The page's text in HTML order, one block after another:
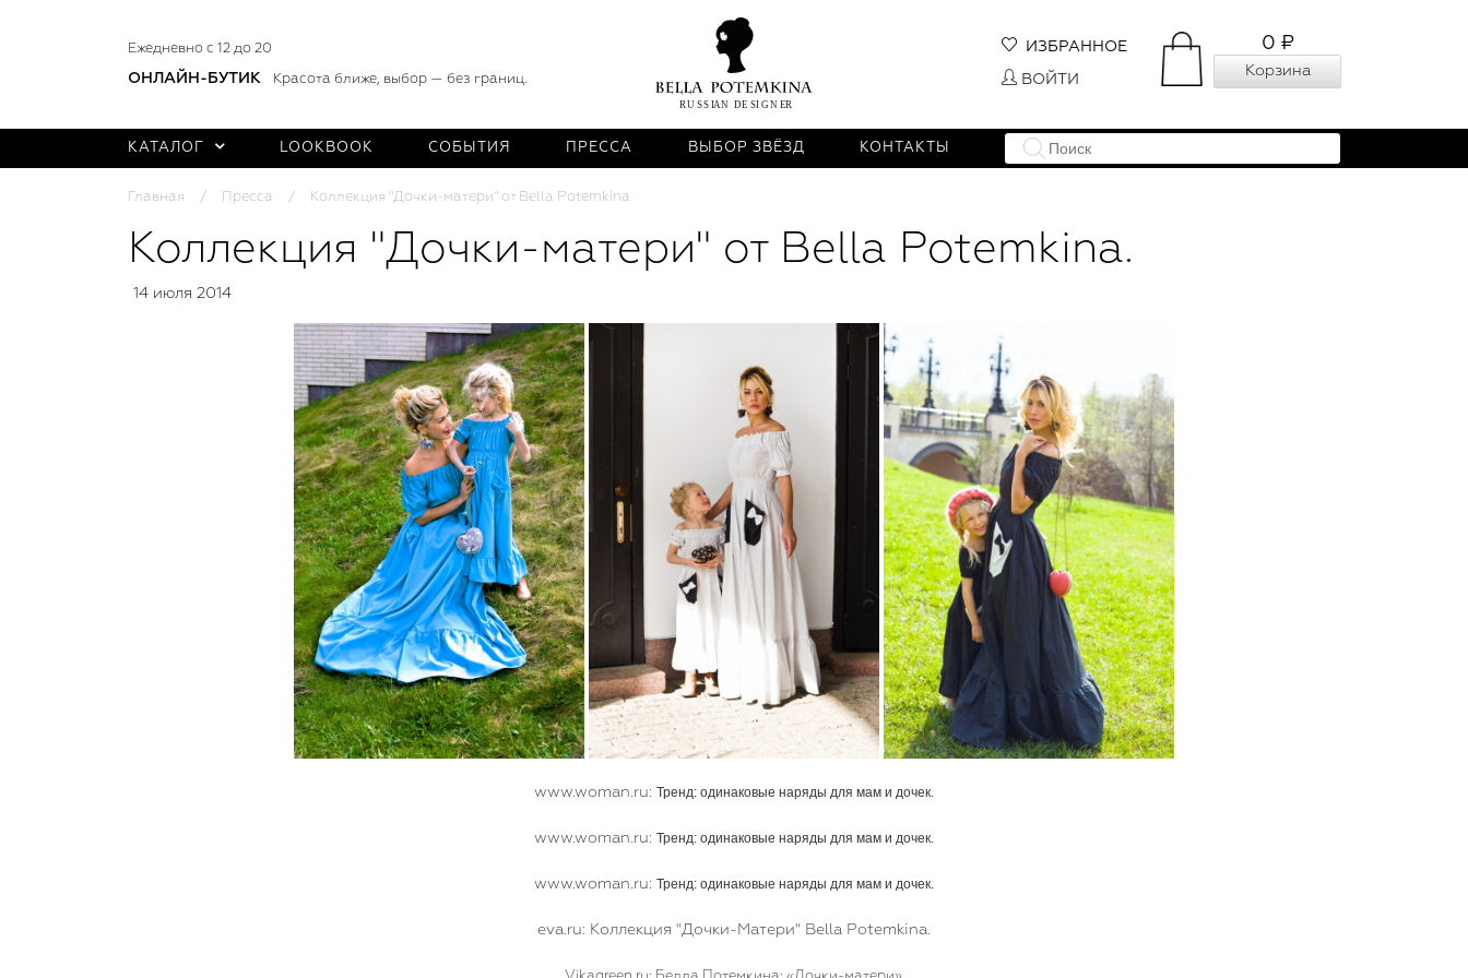
Ежедневно с 12 до 20
ОНЛАЙН-БУТИК Красота ближе, выбор — без границ.
0 ₽
Корзина
ИЗБРАННОЕ
ВОЙТИ
КАТАЛОГ LOOKBOOK СОБЫТИЯ ПРЕССА ВЫБОР ЗВЁЗД КОНТАКТЫ
Главная Пресса Коллекция "Дочки-матери" от Bella Potemkina.
Коллекция "Дочки-матери" от Bella Potemkina.
14 июля 2014
www.woman.ru: Тренд: одинаковые наряды для мам и дочек.
www.woman.ru: Тренд: одинаковые наряды для мам и дочек.
www.woman.ru: Тренд: одинаковые наряды для мам и дочек.
eva.ru: Коллекция "Дочки-Матери" Bella Potemkina.